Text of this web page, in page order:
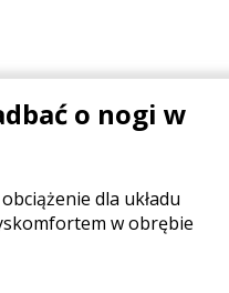
o nogi w
dla układu
w obrębie